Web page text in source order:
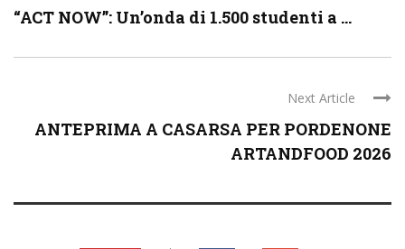
“ACT NOW”: Un’onda di 1.500 studenti a ...
Next Article
ANTEPRIMA A CASARSA PER PORDENONE
ARTANDFOOD 2026